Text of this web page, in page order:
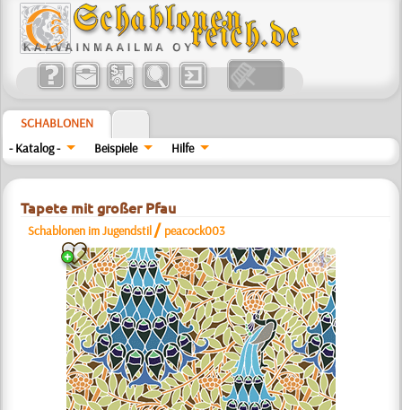
SCHABLONEN
- Katalog -
Beispiele Hilfe
Tapete mit großer Pfau
Schablonen im Jugendstil / peacock003
a